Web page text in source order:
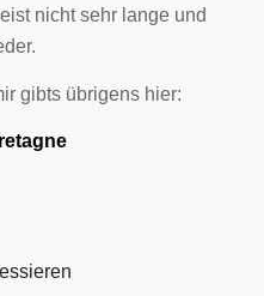
nicht sehr lange und
gibts übrigens hier: